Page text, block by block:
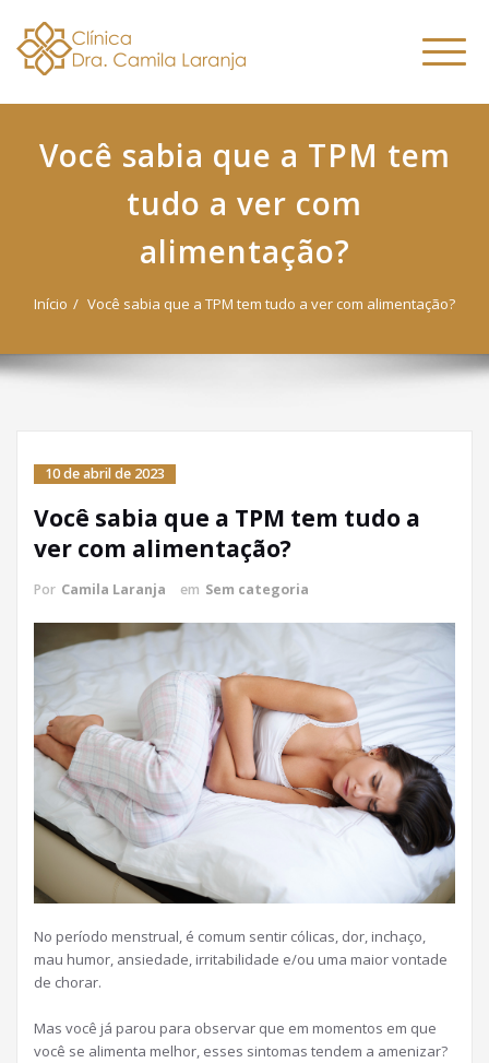
content
Laranja
Especialista em Fitoterapia
Você sabia que a TPM tem
tudo a ver com
alimentação?
Início Você sabia que a TPM tem tudo a ver com alimentação?
10 de abril de 2023
Você sabia que a TPM tem tudo a
ver com alimentação?
Por Camila Laranja em Sem categoria
No período menstrual, é comum sentir cólicas, dor, inchaço,
mau humor, ansiedade, irritabilidade e/ou uma maior vontade
de chorar.
Mas você já parou para observar que em momentos em que
você se alimenta melhor, esses sintomas tendem a amenizar?